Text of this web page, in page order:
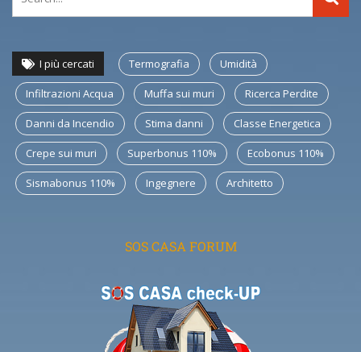
I più cercati Termografia Umidità
Infiltrazioni Acqua Muffa sui muri Ricerca Perdite
Danni da Incendio Stima danni Classe Energetica
Crepe sui muri Superbonus 110% Ecobonus 110%
Sismabonus 110% Ingegnere Architetto
SOS CASA FORUM